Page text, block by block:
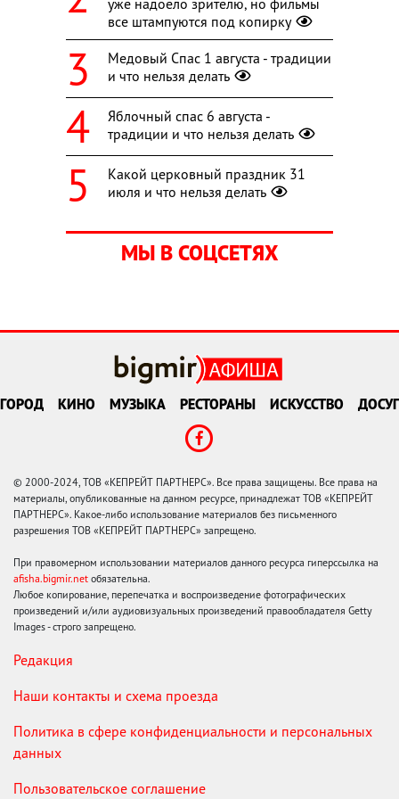
все штампуются под копирку
Медовый Спас 1 августа - традиции
и что нельзя делать
Яблочный спас 6 августа -
традиции и что нельзя делать
Какой церковный праздник 31
июля и что нельзя делать
МЫ В СОЦСЕТЯХ
ГОРОД КИНО МУЗЫКА РЕСТОРАНЫ ИСКУССТВО ДОСУГ
© 2000-2024, ТОВ «КЕПРЕЙТ ПАРТНЕРС». Все права защищены. Все права на
материалы, опубликованные на данном ресурсе, принадлежат ТОВ «КЕПРЕЙТ
ПАРТНЕРС». Какое-либо использование материалов без письменного
разрешения ТОВ «КЕПРЕЙТ ПАРТНЕРС» запрещено.
При правомерном использовании материалов данного ресурса гиперссылка на
afisha.bigmir.net обязательна.
Любое копирование, перепечатка и воспроизведение фотографических
произведений и/или аудиовизуальных произведений правообладателя Getty
Images - строго запрещено.
Редакция
Наши контакты и схема проезда
Политика в сфере конфиденциальности и персональных
данных
Пользовательское соглашение